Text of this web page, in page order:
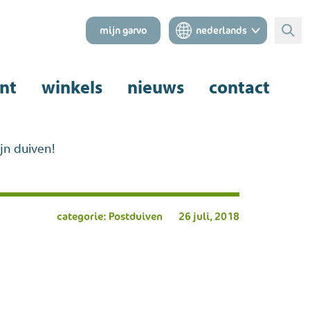
mijn garvo nederlands
winkels nieuws contact
duiven!
categorie: Postduiven 26 juli, 2018